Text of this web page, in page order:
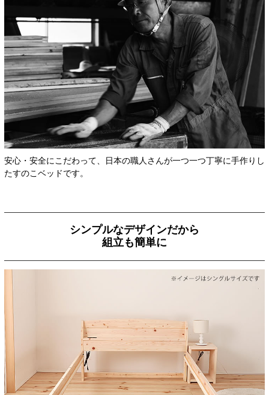
安心・安全にこだわって、日本の職人さんが一つ一つ丁寧に手作りし
たすのこベッドです。
シンプルなデザインだから
組立も簡単に